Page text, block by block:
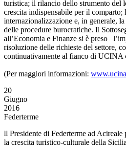
turistica; il rilancio dello strumento del
crescita indispensabile per il comparto;
internazionalizzazione e, in generale,
delle procedure burocratiche. Il
all’Economia e Finanze si è preso
risoluzione delle richieste del settore,
continuativamente al fianco di UCINA
(Per maggiori informazioni:
20
Giugno
2016
Federterme
ll Presidente di Federterme ad Acireale
la crescita turistico-culturale della